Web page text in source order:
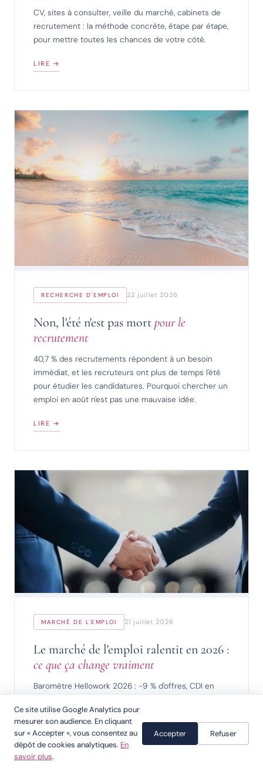
CV, sites à consulter, veille du marché, cabinets de
recrutement : la méthode concrète, étape par étape,
pour mettre toutes les chances de votre côté.
LIRE →
RECHERCHE D'EMPLOI 22 juillet 2026
Non, l'été n'est pas mortpour le
recrutement
40,7 % des recrutements répondent à un besoin
immédiat, et les recruteurs ont plus de temps l'été
pour étudier les candidatures. Pourquoi chercher un
emploi en août n'est pas une mauvaise idée.
LIRE →
MARCHÉ DE L'EMPLOI 21 juillet 2026
Le marché de l'emploi ralentit en 2026 :
ce que ça change vraiment
Baromètre Hellowork 2026 : -9 % d'offres, CDI en
et lecture locale pour Saintes, Rochefort et Royan.
LIRE →
Ce site utilise Google Analytics pour
mesurer son audience. En cliquant
sur « Accepter », vous consentez au
dépôt de cookies analytiques. En
savoir plus.
Accepter Refuser